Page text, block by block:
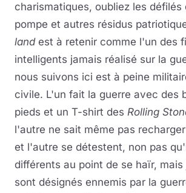
charismatiques, oubliez les défilés
pompe et autres résidus
land est à retenir comme l'un des
intelligents jamais réalisé sur la
nous suivons ici est à peine
civile. L'un fait la guerre avec des
pieds et un T-shirt des Rolling
l'autre ne sait même pas
et l'autre se détestent, non pas
différents au point de se haïr,
sont désignés ennemis par la